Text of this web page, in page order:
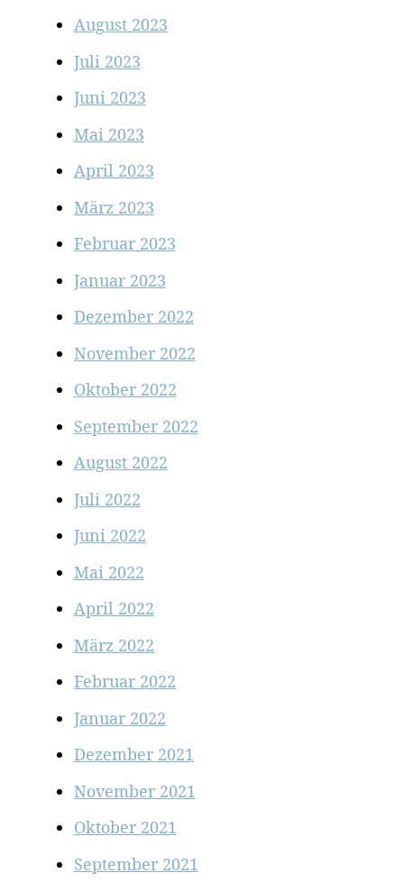
August 2023
Juli 2023
Juni 2023
Mai 2023
April 2023
März 2023
Februar 2023
Januar 2023
Dezember 2022
November 2022
Oktober 2022
September 2022
August 2022
Juli 2022
Juni 2022
Mai 2022
April 2022
März 2022
Februar 2022
Januar 2022
Dezember 2021
November 2021
Oktober 2021
September 2021